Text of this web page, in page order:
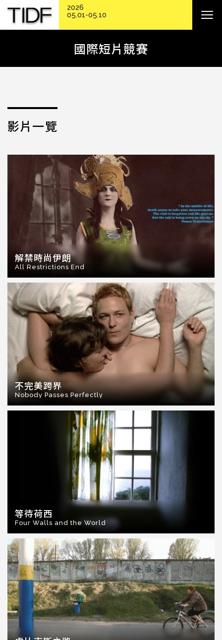
國際短片競賽
影片一覽
解禁時尚伊朗
All Restrictions End
不完美跨界
Nobody Passes Perfectly
等待荷西
Four Walls and the World
2026
05.01-05.10